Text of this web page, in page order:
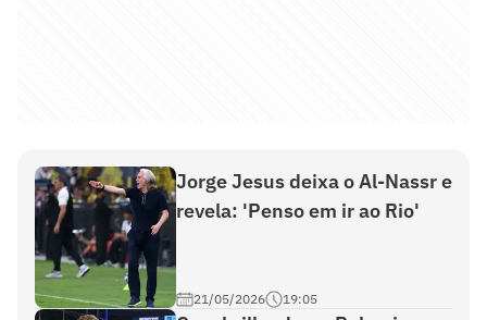
Jorge Jesus deixa o Al-Nassr e
revela: 'Penso em ir ao Rio'
21/05/2026 19:05